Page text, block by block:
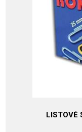
LISTOVÉ